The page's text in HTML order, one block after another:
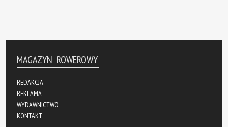
MAGAZYN ROWEROWY
REDAKCJA
REKLAMA
WYDAWNICTWO
KONTAKT